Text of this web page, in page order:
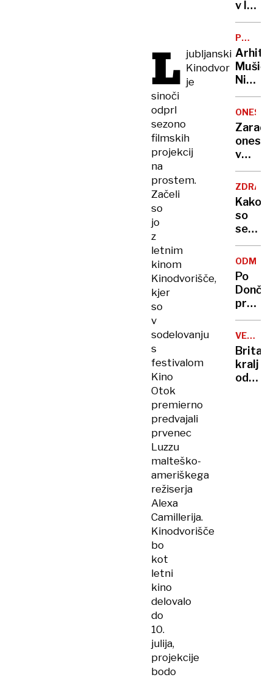
L jubljanski
Kinodvor
je
sinoči
odprl
sezono
filmskih
projekcij
na
prostem.
Začeli
so
jo
z
letnim
kinom
Kinodvorišče,
kjer
so
v
sodelovanju
s
festivalom
Kino
Otok
premierno
predvajali
prvenec
Luzzu
malteško-
ameriškega
režiserja
Alexa
Camillerija.
Kinodvorišče
bo
kot
letni
kino
delovalo
do
10.
julija,
projekcije
bodo
zadavil
v lov
na
nov
rekord
CENTER
Mušič:
Nikoli
nisem
da je
to v
moji
sploh
Zaradi
v
delu
voda
Kako
so
se
cilji
vlade
Po
Karma
je
psica,
Nico
pa
njen
VELIKA
kralj